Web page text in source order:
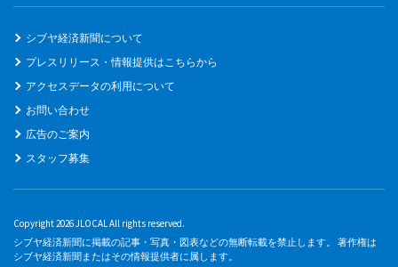
シブヤ経済新聞について
プレスリリース・情報提供はこちらから
アクセスデータの利用について
お問い合わせ
広告のご案内
スタッフ募集
Copyright 2026 JLOCAL All rights reserved.
シブヤ経済新聞に掲載の記事・写真・図表などの無断転載を禁止します。 著作権は
シブヤ経済新聞またはその情報提供者に属します。